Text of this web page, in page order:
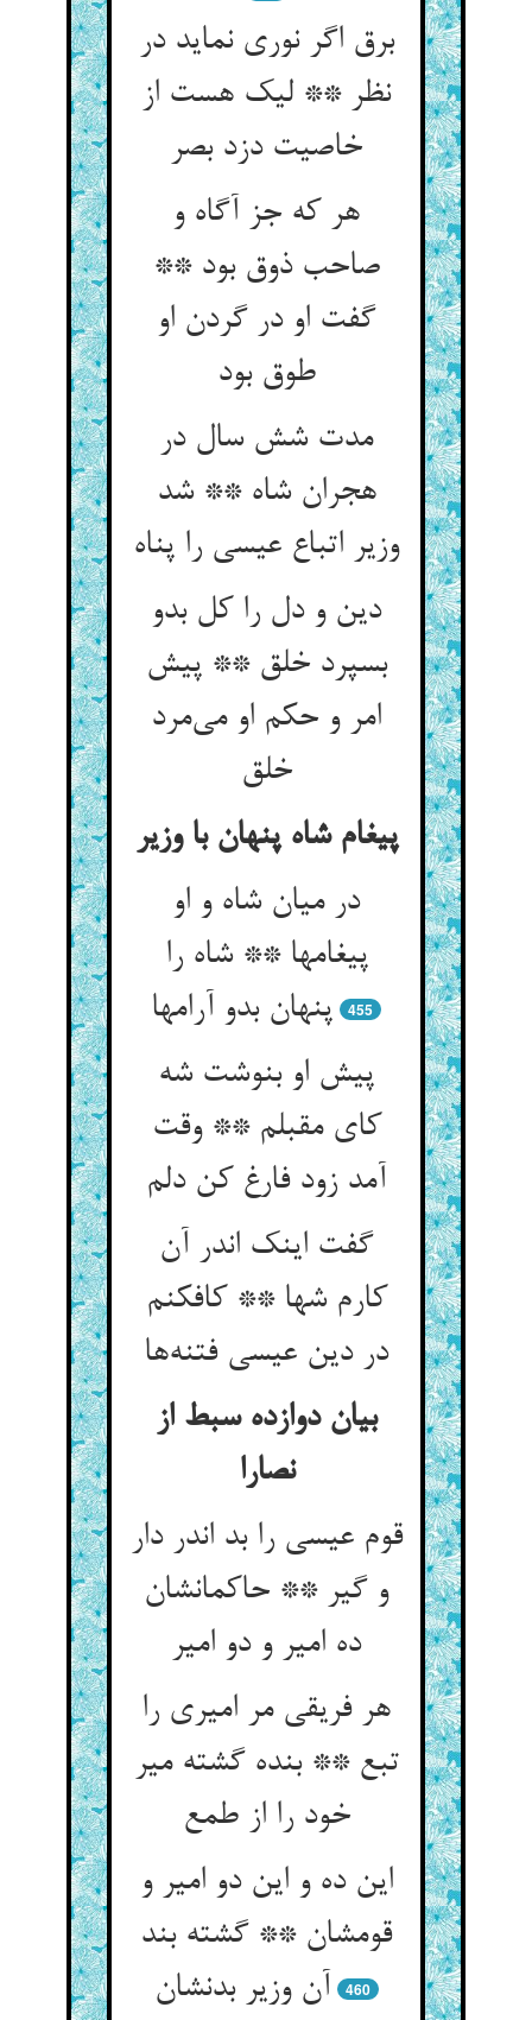
برق اگر نوری نماید در
نظر ** لیک هست از
خاصیت دزد بصر
هر که جز آگاه و
صاحب ذوق بود **
گفت او در گردن او
طوق بود
مدت شش سال در
هجران شاه ** شد
دین و دل را کل بدو
بسپرد خلق ** پیش
امر و حکم او می‌‌مرد
خلق‌‌
پیغام شاه پنهان با وزیر
در میان شاه و او
پیغامها ** شاه را
پنهان بدو آرامها
455
پیش او بنوشت شه
کای مقبلم ** وقت
گفت اینک اندر آن
کارم شها ** کافکنم
در دین عیسی فتنه‌‌ها
بیان دوازده سبط از
نصارا
قوم عیسی را بد اندر دار
و گیر ** حاکمانشان
ده امیر و دو امیر
هر فریقی مر امیری را
تبع ** بنده گشته میر
خود را از طمع‌‌
این ده و این دو امیر و
قومشان ** گشته بند
460